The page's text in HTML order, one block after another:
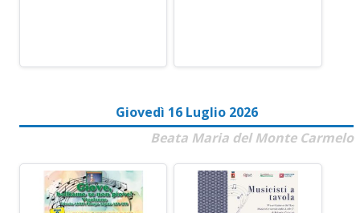
Giovedì 16 Luglio 2026
Beata Maria del Monte Carmelo